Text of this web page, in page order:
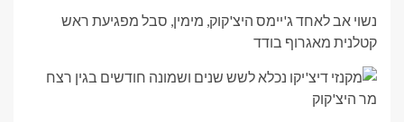
נשוי אב לאחד ג'יימס היצ'קוק, מימין, סבל מפגיעת ראש
קטלנית מאגרוף בודד